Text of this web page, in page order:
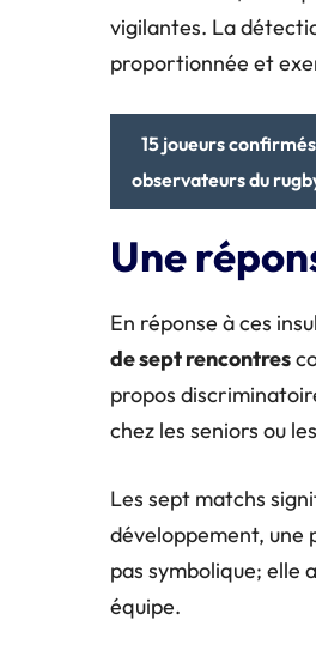
vigilantes. La
proportionnée et
15 joueurs
observateurs du
Une
En réponse à ces
de sept rencontres
propos
chez les seniors ou
Les sept matchs
développement, une
pas symbolique; elle
équipe.